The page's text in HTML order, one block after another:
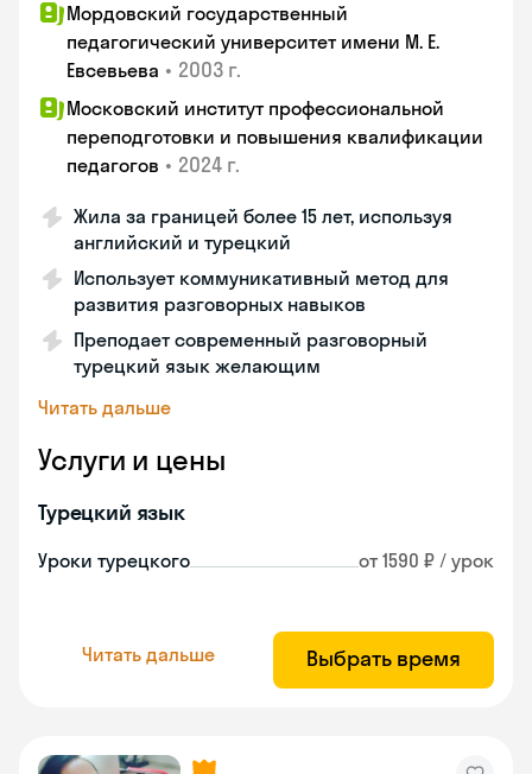
Мордовский государственный
педагогический университет имени М. Е.
Евсевьева • 2003 г.
Московский институт профессиональной
переподготовки и повышения квалификации
педагогов • 2024 г.
Жила за границей более 15 лет, используя
английский и турецкий
Использует коммуникативный метод для
развития разговорных навыков
Преподает современный разговорный
турецкий язык желающим
Читать дальше
Услуги и цены
Турецкий язык
Уроки турецкого от 1590 ₽ / урок
Читать дальше Выбрать время